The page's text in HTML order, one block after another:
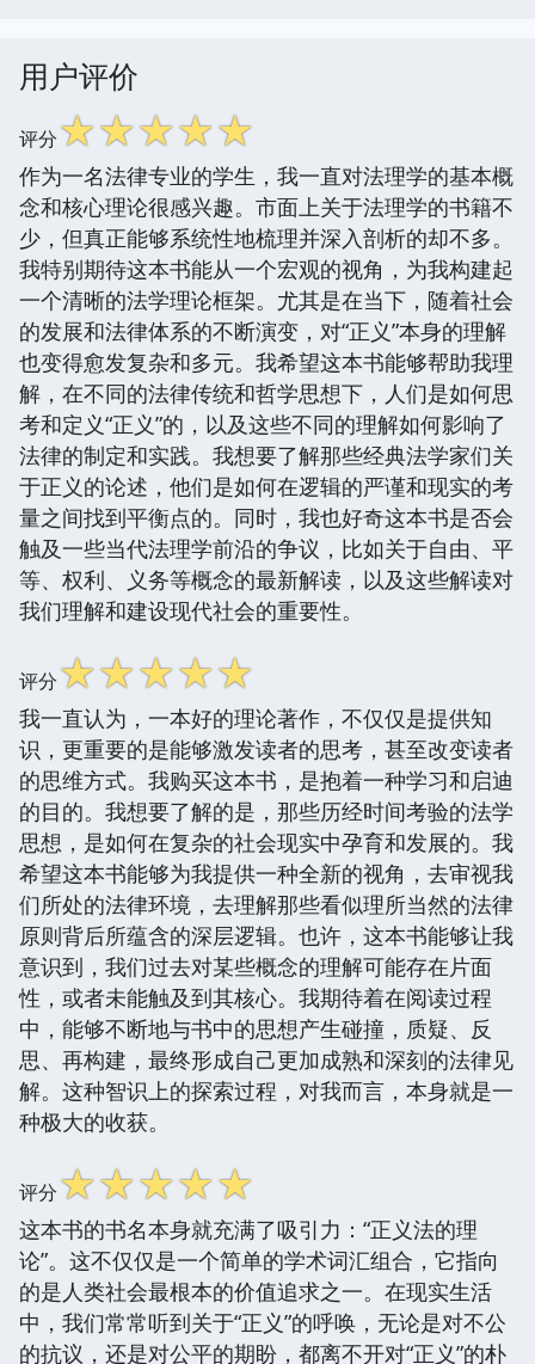
用户评价
评分☆☆☆☆☆
作为一名法律专业的学生，我一直对法理学的基本概
念和核心理论很感兴趣。市面上关于法理学的书籍不
少，但真正能够系统性地梳理并深入剖析的却不多。
我特别期待这本书能从一个宏观的视角，为我构建起
一个清晰的法学理论框架。尤其是在当下，随着社会
的发展和法律体系的不断演变，对“正义”本身的理解
也变得愈发复杂和多元。我希望这本书能够帮助我理
解，在不同的法律传统和哲学思想下，人们是如何思
考和定义“正义”的，以及这些不同的理解如何影响了
法律的制定和实践。我想要了解那些经典法学家们关
于正义的论述，他们是如何在逻辑的严谨和现实的考
量之间找到平衡点的。同时，我也好奇这本书是否会
触及一些当代法理学前沿的争议，比如关于自由、平
等、权利、义务等概念的最新解读，以及这些解读对
我们理解和建设现代社会的重要性。
评分☆☆☆☆☆
我一直认为，一本好的理论著作，不仅仅是提供知
识，更重要的是能够激发读者的思考，甚至改变读者
的思维方式。我购买这本书，是抱着一种学习和启迪
的目的。我想要了解的是，那些历经时间考验的法学
思想，是如何在复杂的社会现实中孕育和发展的。我
希望这本书能够为我提供一种全新的视角，去审视我
们所处的法律环境，去理解那些看似理所当然的法律
原则背后所蕴含的深层逻辑。也许，这本书能够让我
意识到，我们过去对某些概念的理解可能存在片面
性，或者未能触及到其核心。我期待着在阅读过程
中，能够不断地与书中的思想产生碰撞，质疑、反
思、再构建，最终形成自己更加成熟和深刻的法律见
解。这种智识上的探索过程，对我而言，本身就是一
种极大的收获。
评分☆☆☆☆☆
这本书的书名本身就充满了吸引力：“正义法的理
论”。这不仅仅是一个简单的学术词汇组合，它指向
的是人类社会最根本的价值追求之一。在现实生活
中，我们常常听到关于“正义”的呼唤，无论是对不公
的抗议，还是对公平的期盼，都离不开对“正义”的朴